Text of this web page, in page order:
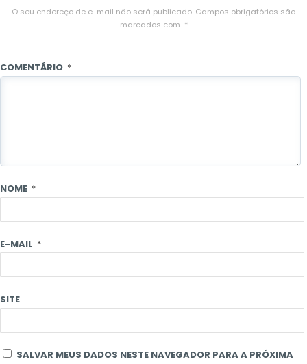
O seu endereço de e-mail não será publicado. Campos obrigatórios são
marcados com *
COMENTÁRIO *
NOME *
E-MAIL *
SITE
SALVAR MEUS DADOS NESTE NAVEGADOR PARA A PRÓXIMA